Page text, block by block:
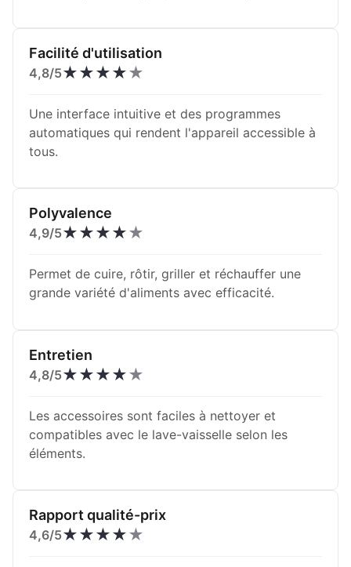
Facilité d'utilisation
4,8/5★★★★★
Une interface intuitive et des programmes
automatiques qui rendent l'appareil accessible à
tous.
Polyvalence
4,9/5★★★★★
Permet de cuire, rôtir, griller et réchauffer une
grande variété d'aliments avec efficacité.
Entretien
4,8/5★★★★★
Les accessoires sont faciles à nettoyer et
compatibles avec le lave-vaisselle selon les
éléments.
Rapport qualité-prix
4,6/5★★★★★